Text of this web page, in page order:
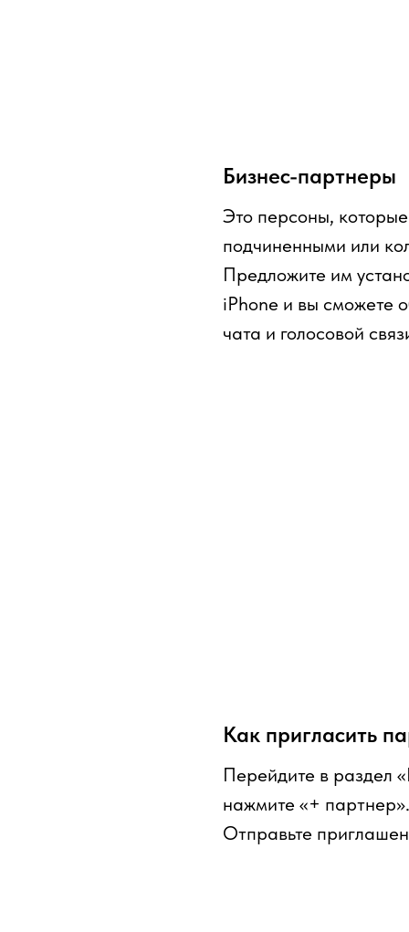
Это персоны,
подчиненными или
Предложите им
iPhone и вы сможете
чата и голосовой
Бизнес-партнеры
Перейдите в раздел
нажмите «+ партнер».
Отправьте
Как пригласить